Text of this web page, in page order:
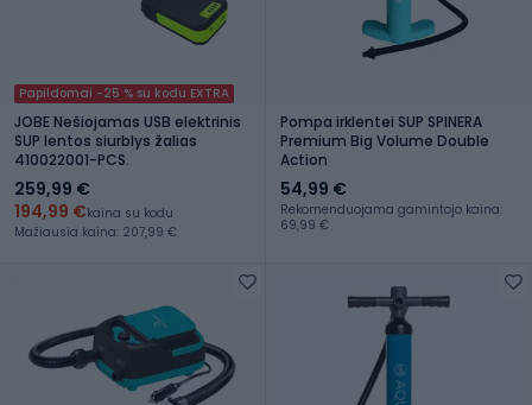
Papildomai -25 % su kodu EXTRA
JOBE Nešiojamas USB elektrinis
SUP lentos siurblys žalias
410022001-PCS.
259,99 €
194,99 €kaina su kodu
Mažiausia kaina: 207,99 €
Pompa irklentei SUP SPINERA
Premium Big Volume Double
Action
54,99 €
Rekomenduojama gamintojo kaina:
69,99 €